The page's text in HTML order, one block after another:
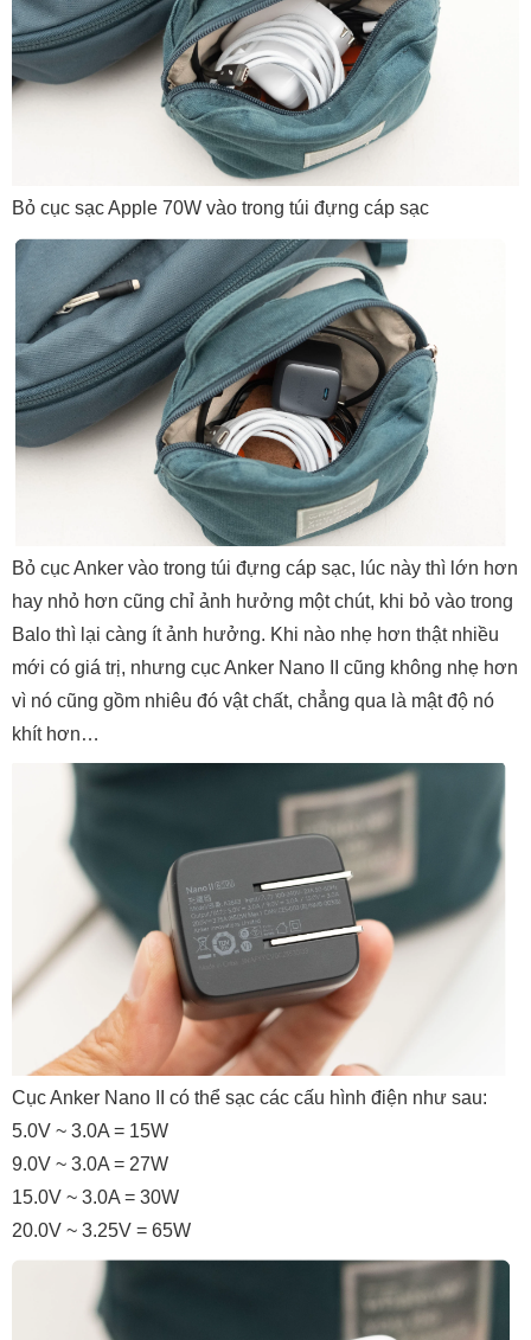
Bỏ cục sạc Apple 70W vào trong túi đựng cáp sạc
Bỏ cục Anker vào trong túi đựng cáp sạc, lúc này thì lớn hơn
hay nhỏ hơn cũng chỉ ảnh hưởng một chút, khi bỏ vào trong
Balo thì lại càng ít ảnh hưởng. Khi nào nhẹ hơn thật nhiều
mới có giá trị, nhưng cục Anker Nano II cũng không nhẹ hơn
vì nó cũng gồm nhiêu đó vật chất, chẳng qua là mật độ nó
khít hơn…
Cục Anker Nano II có thể sạc các cấu hình điện như sau:
5.0V ~ 3.0A = 15W
9.0V ~ 3.0A = 27W
15.0V ~ 3.0A = 30W
20.0V ~ 3.25V = 65W